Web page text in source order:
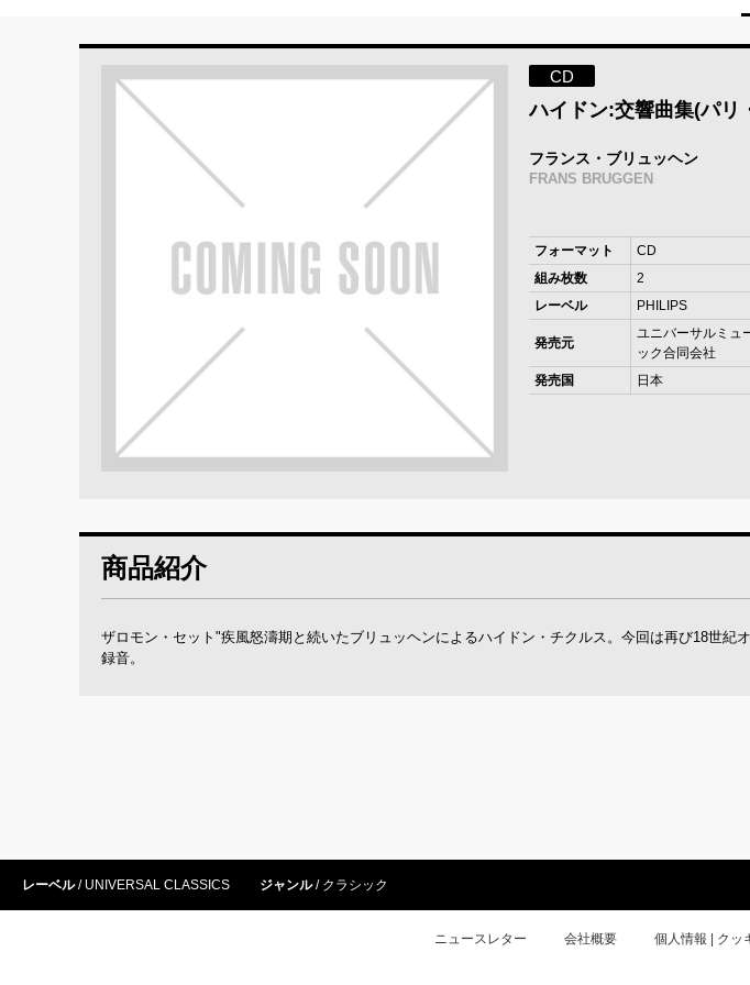
CD
ハイドン:交響曲集(パリ
フランス・ブリュッヘン
FRANS BRUGGEN
フォーマット
CD
組み枚数
2
レーベル
PHILIPS
発売元
ユニバーサルミュ
ック合同会社
発売国
日本
商品紹介
ザロモン・セット"疾風怒濤期と続いたブリュッヘンによるハイドン・チクルス。今回は再び18世紀
録音。
レーベル UNIVERSAL CLASSICS ジャンル クラシック
ニュースレター 会社概要 個人情報 | クッ